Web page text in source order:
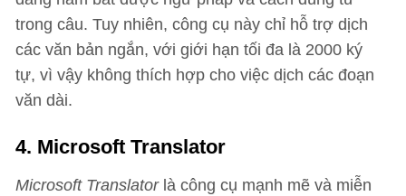
trong câu. Tuy nhiên, công cụ này chỉ hỗ trợ dịch
các văn bản ngắn, với giới hạn tối đa là 2000 ký
tự, vì vậy không thích hợp cho việc dịch các đoạn
văn dài.
4. Microsoft Translator
Microsoft Translatorlà công cụ mạnh mẽ và miễn